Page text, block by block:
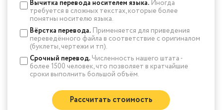
Вычитка перевода носителем языка. Иногда
требуется в сложных текстах, которые более
понятны носителю языка.
Вёрстка перевода.
Применяется для приведения
переведённого файла в соответствие с оригиналом
(буклеты, чертежи и тп).
Срочный перевод. Численность нашего штата -
более 1500 человек, что позволяет в кратчайшие
сроки выполнить большой объём.
Рассчитать стоимость